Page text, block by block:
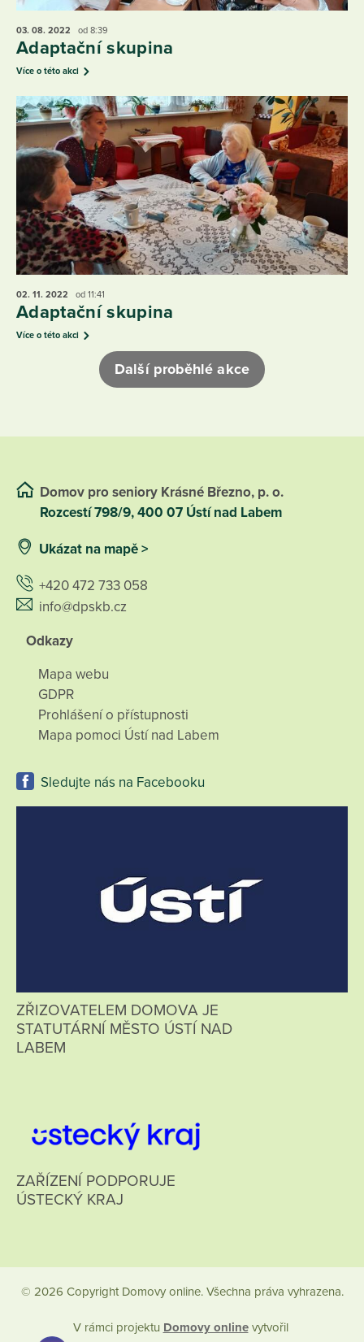
03. 08. 2022 od 8:39
Adaptační skupina
Více o této akci
02. 11. 2022 od 11:41
Adaptační skupina
Více o této akci
Další proběhlé akce
Domov pro seniory Krásné Březno, p. o.
Rozcestí 798/9, 400 07 Ústí nad Labem
Ukázat na mapě >
+420 472 733 058
info@dpskb.cz
Odkazy
Mapa webu
GDPR
Prohlášení o přístupnosti
Mapa pomoci Ústí nad Labem
Sledujte nás na Facebooku
ZŘIZOVATELEM DOMOVA JE
STATUTÁRNÍ MĚSTO ÚSTÍ NAD
LABEM
ZAŘÍZENÍ PODPORUJE
ÚSTECKÝ KRAJ
© 2026 Copyright Domovy online. Všechna práva vyhrazena.
V rámci projektu Domovy onlinevytvořil